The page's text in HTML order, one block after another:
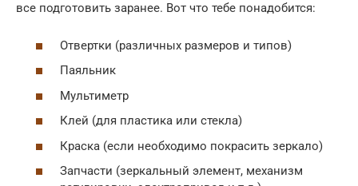
все подготовить заранее. Вот что тебе понадобится:
Отвертки (различных размеров и типов)
Паяльник
Мультиметр
Клей (для пластика или стекла)
Краска (если необходимо покрасить зеркало)
Запчасти (зеркальный элемент, механизм